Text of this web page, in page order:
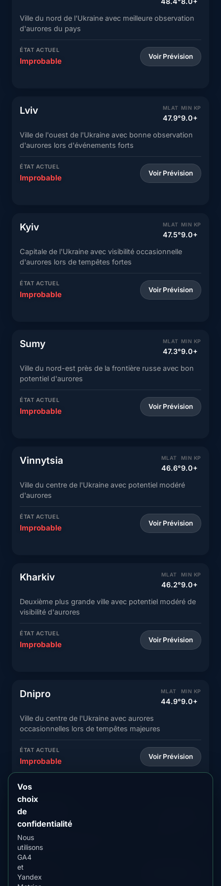
Ville du nord de l'Ukraine avec meilleure observation
d'aurores du pays
ÉTAT ACTUEL
Improbable Voir Prévision
Lviv MLAT
47.9°
MIN KP
9.0+
Ville de l'ouest de l'Ukraine avec bonne observation
d'aurores lors d'événements forts
ÉTAT ACTUEL
Improbable Voir Prévision
Kyiv MLAT
47.5°
MIN KP
9.0+
Capitale de l'Ukraine avec visibilité occasionnelle
d'aurores lors de tempêtes fortes
ÉTAT ACTUEL
Improbable Voir Prévision
Sumy MLAT
47.3°
MIN KP
9.0+
Ville du nord-est près de la frontière russe avec bon
potentiel d'aurores
ÉTAT ACTUEL
Improbable Voir Prévision
Vinnytsia MLAT
46.6°
MIN KP
9.0+
Ville du centre de l'Ukraine avec potentiel modéré
d'aurores
ÉTAT ACTUEL
Improbable Voir Prévision
Kharkiv MLAT
46.2°
MIN KP
9.0+
Deuxième plus grande ville avec potentiel modéré de
visibilité d'aurores
ÉTAT ACTUEL
Improbable Voir Prévision
Dnipro MLAT
44.9°
MIN KP
9.0+
Ville du centre de l'Ukraine avec aurores
occasionnelles lors de tempêtes majeures
ÉTAT ACTUEL
Improbable Voir Prévision
Kryvyi Rih
Ville industrielle avec aurores occasionnelles lors
d'événements extrêmes
ÉTAT ACTUEL
Improbable
Vos
choix
de
confidentialité
Nous
utilisons
GA4
et
Yandex